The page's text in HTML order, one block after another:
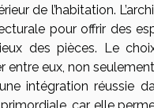
de l’habitation.
pour offrir des
des pièces. Le
entre eux, non
intégration réussie